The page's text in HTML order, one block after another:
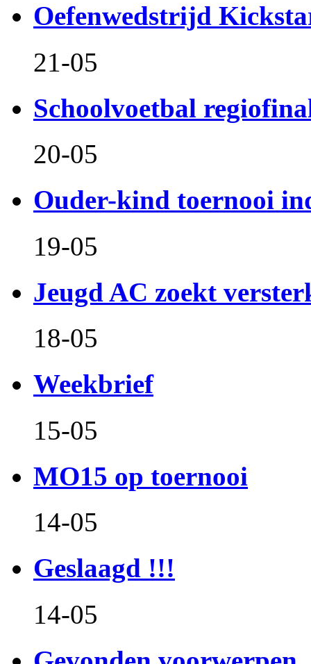
Oefenwedstrijd
21-05
Schoolvoetbal
20-05
Ouder-kind toernooi
19-05
Jeugd AC zoekt
18-05
Weekbrief
15-05
MO15 op toernooi
14-05
Geslaagd !!!
14-05